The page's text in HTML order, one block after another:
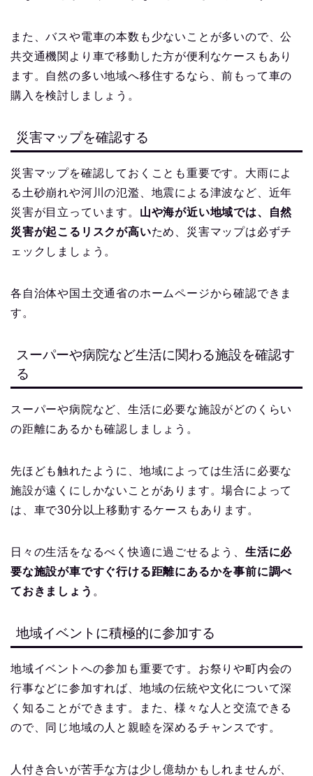
また、バスや電車の本数も少ないことが多いので、公
共交通機関より車で移動した方が便利なケースもあり
ます。自然の多い地域へ移住するなら、前もって車の
購入を検討しましょう。
災害マップを確認する
災害マップを確認しておくことも重要です。大雨によ
る土砂崩れや河川の氾濫、地震による津波など、近年
災害が目立っています。 山や海が近い地域では、自然
災害が起こるリスクが高いため、災害マップは必ずチ
ェックしましょう。
各自治体や国土交通省のホームページから確認できま
す。
スーパーや病院など生活に関わる施設を確認す
る
スーパーや病院など、生活に必要な施設がどのくらい
の距離にあるかも確認しましょう。
先ほども触れたように、地域によっては生活に必要な
施設が遠くにしかないことがあります。場合によって
は、車で30分以上移動するケースもあります。
日々の生活をなるべく快適に過ごせるよう、 生活に必
要な施設が車ですぐ行ける距離にあるかを事前に調べ
ておきましょう 。
地域イベントに積極的に参加する
地域イベントへの参加も重要です。お祭りや町内会の
行事などに参加すれば、地域の伝統や文化について深
く知ることができます。また、様々な人と交流できる
ので、同じ地域の人と親睦を深めるチャンスです。
人付き合いが苦手な方は少し億劫かもしれませんが、